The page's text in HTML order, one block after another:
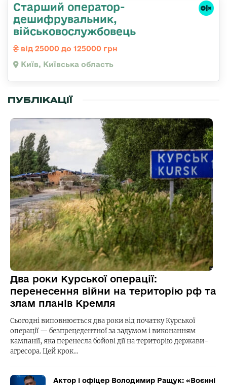
Старший оператор-
дешифрувальник,
військовослужбовець
від 25000 до 125000 грн
Київ, Київська область
ПУБЛІКАЦІЇ
Два роки Курської операції:
перенесення війни на територію рф та
злам планів Кремля
Сьогодні виповнюється два роки від початку Курської
операції — безпрецедентної за задумом і виконанням
кампанії, яка перенесла бойові дії на територію держави-
агресора. Цей крок…
Актор і офіцер Володимир Ращук: «Воєнні